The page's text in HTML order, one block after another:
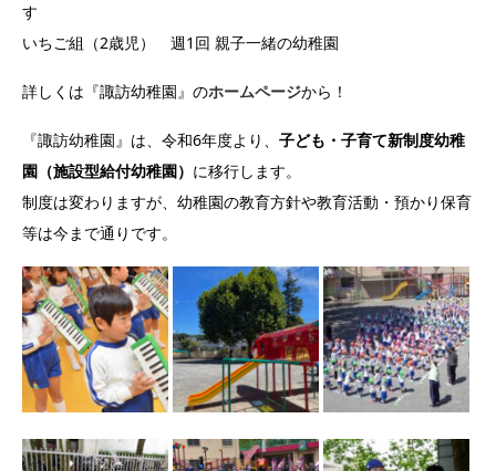
す
いちご組（2歳児） 週1回 親子一緒の幼稚園
詳しくは『諏訪幼稚園』のホームページから！
『諏訪幼稚園』は、令和6年度より、 子ども・子育て新制度幼稚
園（施設型給付幼稚園） に移行します。
制度は変わりますが、幼稚園の教育方針や教育活動・預かり保育
等は今まで通りです。